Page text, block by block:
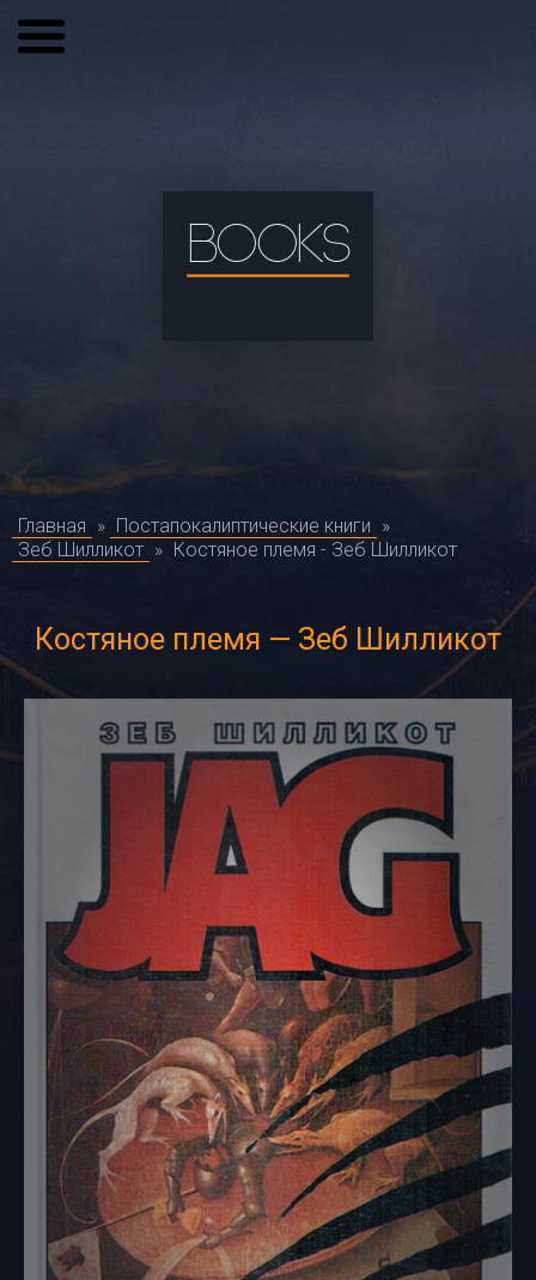
BOOKS
Главная » Постапокалиптические книги »
Зеб Шилликот » Костяное племя - Зеб Шилликот
Костяное племя — Зеб Шилликот